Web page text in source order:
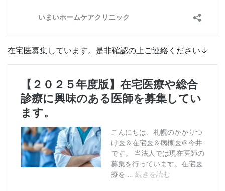
在宅医募集しています。是非確認の上ご連絡ください↓